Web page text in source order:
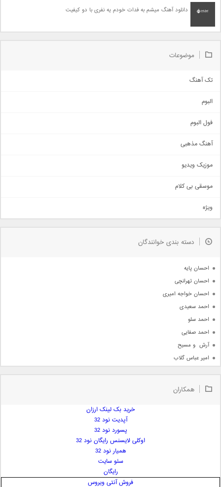
دانلود آهنگ میشم به فدات خودم یه نفری با دو کیفیت
موضوعات
تک آهنگ
اجتماعی
حماسی
سنتی
اهنگ بندرعباسی
دمو
مذهبی
جدیدترین ها
البوم
فول البوم
آهنگ مذهبی
موزیک ویدیو
موسقی بی کلام
ویژه
دسته بندی خوانندگان
احسان پایه
احسان تهرانچی
احسان خواجه امیری
احمد سعیدی
احمد سلو
احمد صفایی
آرش  و مسیح
امیر عباس گلاب
امیر علی
همکاران
خرید بک لینک ارزان
آپدیت نود 32
پسورد نود 32
اوکلی لایسنس رایگان نود 32
همیار نود 32
سئو سایت
رایگان
فروش آنتی ویروس